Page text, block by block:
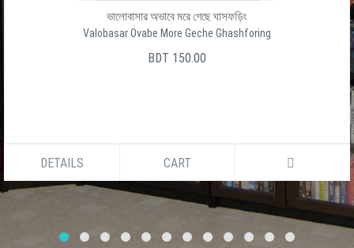
ভালোবাসার অভাবে মরে গেছে ঘাসফড়িং
Valobasar Ovabe More Geche Ghashforing
BDT 150.00
DETAILS CART